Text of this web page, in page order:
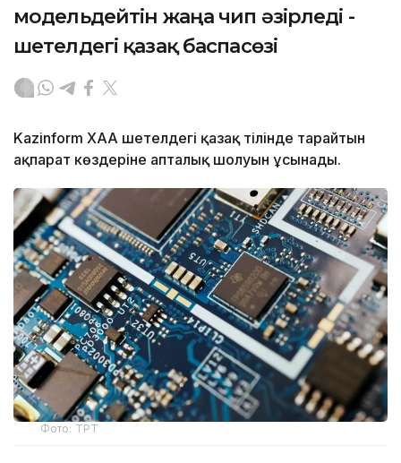
модельдейтін жаңа чип әзірледі -
шетелдегі қазақ баспасөзі
Kazinform ХАА шетелдегі қазақ тілінде тарайтын
ақпарат көздеріне апталық шолуын ұсынады.
Фото: ТРТ